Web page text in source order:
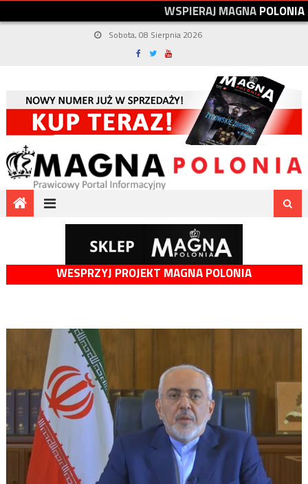
WSPIERAJMAGNAPOLONIA
Sobota, 08 Sierpnia 2026
WESPRZYJ PROJEKT MAGNA POLONIA